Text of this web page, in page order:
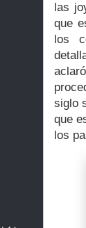
las
que
los
siglo
que
los